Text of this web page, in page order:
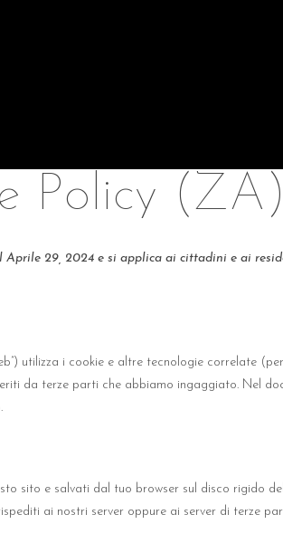
Policy (ZA)
29, 2024 e si applica ai cittadini e ai
utilizza i cookie e altre tecnologie correlate
da terze parti che abbiamo ingaggiato. Nel
sito e salvati dal tuo browser sul disco rigido
ai nostri server oppure ai server di terze